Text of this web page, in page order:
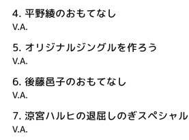
4. 平野綾のおもてなし
V.A.
5. オリジナルジングルを作ろう
V.A.
6. 後藤邑子のおもてなし
V.A.
7. 涼宮ハルヒの退屈しのぎスペシャル
V.A.